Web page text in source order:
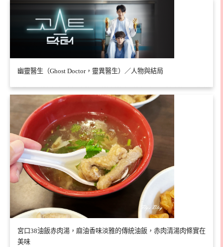
幽靈醫生（Ghost Doctor，靈異醫生）／人物與結局
宮口38油飯赤肉湯，麻油香味淡雅的傳統油飯，赤肉清湯肉條實在
美味